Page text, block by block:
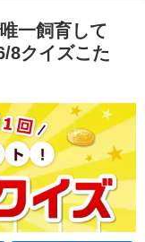
一飼育して
8クイズこた